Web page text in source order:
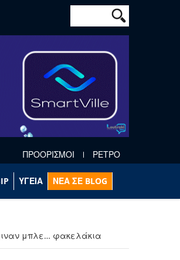
Φόρμα
Αναζήτηση
ΠΡΟΟΡΙΣΜΟΙ ΡΕΤΡΟ
ΥΓΕΙΑ ΝΕΑ ΣΕ BLOG
μπλε… φακελάκια